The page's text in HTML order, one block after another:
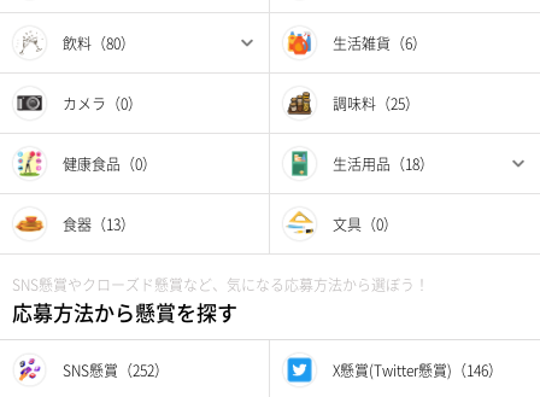
飲料（80） 生活雑貨（6）
カメラ（0） 調味料（25）
健康食品（0） 生活用品（18）
食器（13） 文具（0）
SNS懸賞やクローズド懸賞など、気になる応募方法から選ぼう！
応募方法から懸賞を探す
SNS懸賞（252） X懸賞(Twitter懸賞)（146）